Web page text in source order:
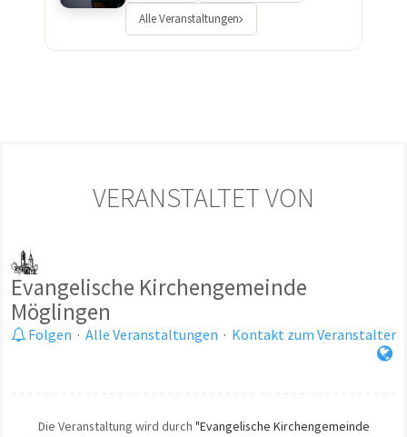
Alle Veranstaltungen
VERANSTALTET VON
Evangelische Kirchengemeinde
Möglingen
Folgen · Alle Veranstaltungen · Kontakt zum Veranstalter
Die Veranstaltung wird durch "Evangelische Kirchengemeinde